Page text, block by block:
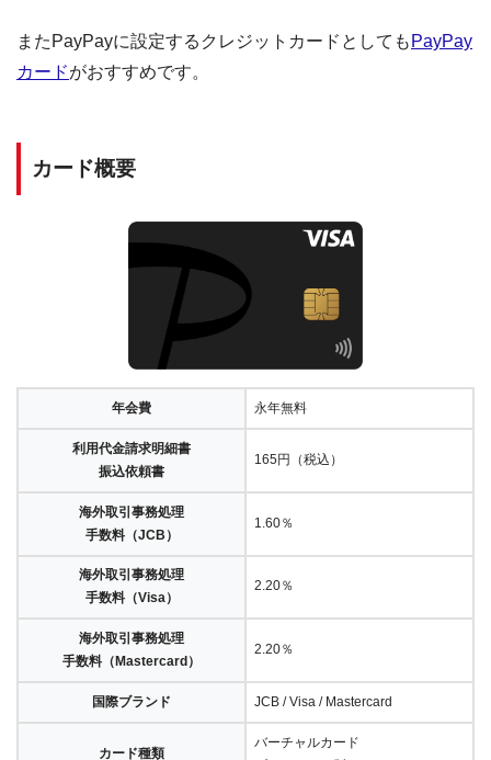
またPayPayに設定するクレジットカードとしても PayPay
カードがおすすめです。
カード概要
年会費 永年無料
利用代金請求明細書
振込依頼書
165円（税込）
海外取引事務処理
手数料（JCB）
1.60％
海外取引事務処理
手数料（Visa）
2.20％
海外取引事務処理
手数料（Mastercard）
2.20％
国際ブランド JCB / Visa / Mastercard
カード種類
バーチャルカード